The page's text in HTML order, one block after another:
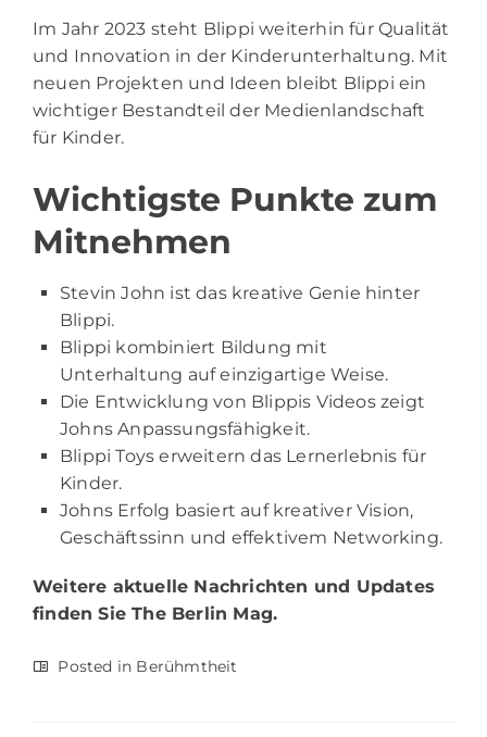
Im Jahr 2023 steht Blippi weiterhin für Qualität
und Innovation in der Kinderunterhaltung. Mit
neuen Projekten und Ideen bleibt Blippi ein
wichtiger Bestandteil der Medienlandschaft
für Kinder.
Wichtigste Punkte zum
Mitnehmen
Stevin John ist das kreative Genie hinter
Blippi.
Blippi kombiniert Bildung mit
Unterhaltung auf einzigartige Weise.
Die Entwicklung von Blippis Videos zeigt
Johns Anpassungsfähigkeit.
Blippi Toys erweitern das Lernerlebnis für
Kinder.
Johns Erfolg basiert auf kreativer Vision,
Geschäftssinn und effektivem Networking.
Weitere aktuelle Nachrichten und Updates
finden SieThe Berlin Mag.
Posted in Berühmtheit